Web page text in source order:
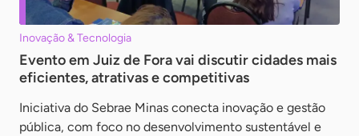
Inovação & Tecnologia
Evento em Juiz de Fora vai discutir cidades mais
eficientes, atrativas e competitivas
Iniciativa do Sebrae Minas conecta inovação e gestão
pública, com foco no desenvolvimento sustentável e